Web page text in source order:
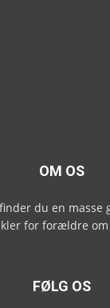
OM OS
du en masse
for forældre om
FØLG OS